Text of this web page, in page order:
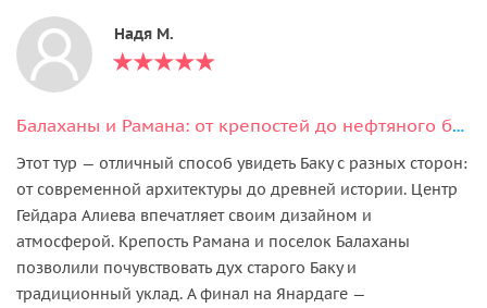
Надя М.
Балаханы и Рамана: от крепостей до нефтяного бума
Этот тур — отличный способ увидеть Баку с разных сторон:
от современной архитектуры до древней истории. Центр
Гейдара Алиева впечатляет своим дизайном и
атмосферой. Крепость Рамана и поселок Балаханы
позволили почувствовать дух старого Баку и
традиционный уклад. А финал на Янардаге —